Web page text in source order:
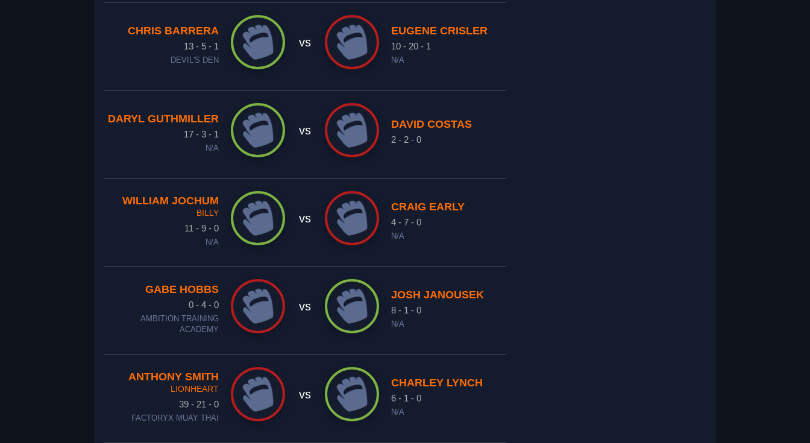
CHRIS BARRERA
13 - 5 - 1
DEVIL'S DEN
vs
EUGENE CRISLER
10 - 20 - 1
N/A
DARYL GUTHMILLER
17 - 3 - 1
N/A
vs DAVID COSTAS
2 - 2 - 0
WILLIAM JOCHUM
BILLY
11 - 9 - 0
N/A
vs
CRAIG EARLY
4 - 7 - 0
N/A
GABE HOBBS
0 - 4 - 0
AMBITION TRAINING
ACADEMY
vs
JOSH JANOUSEK
8 - 1 - 0
N/A
ANTHONY SMITH
LIONHEART
39 - 21 - 0
FACTORYX MUAY THAI
vs
CHARLEY LYNCH
6 - 1 - 0
N/A